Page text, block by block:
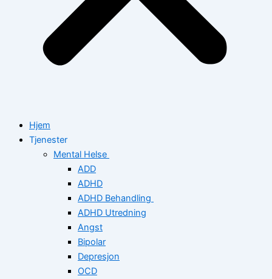
Hjem
Tjenester
Mental Helse
ADD
ADHD
ADHD Behandling
ADHD Utredning
Angst
Bipolar
Depresjon
OCD